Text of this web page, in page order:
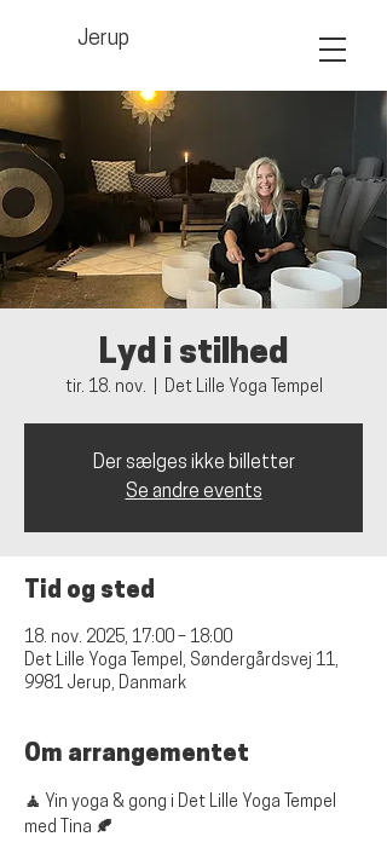
Jerup
Lyd i stilhed
tir. 18. nov. Det Lille Yoga Tempel
Der sælges ikke billetter
Se andre events
Tid og sted
18. nov. 2025, 17:00 – 18:00
Det Lille Yoga Tempel, Søndergårdsvej 11,
9981 Jerup, Danmark
Om arrangementet
🧘 Yin yoga & gong i Det Lille Yoga Tempel
med Tina 🍂